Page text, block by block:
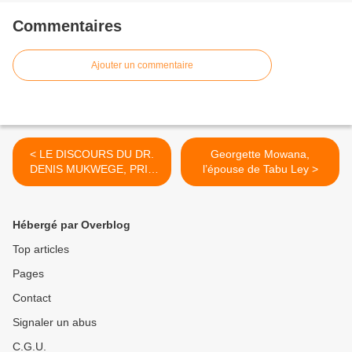
Commentaires
Ajouter un commentaire
< LE DISCOURS DU DR.
DENIS MUKWEGE, PRIX
NOBEL DE LA PAIX
Georgette Mowana,
l’épouse de Tabu Ley >
Hébergé par Overblog
Top articles
Pages
Contact
Signaler un abus
C.G.U.